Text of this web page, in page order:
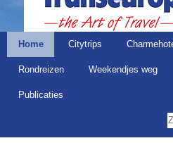
Home Citytrips
Rondreizen Weekendjes weg
Publicaties